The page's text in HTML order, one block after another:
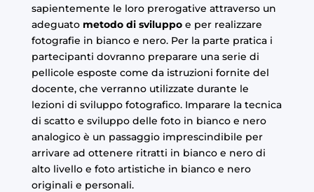
sapientemente le loro prerogative attraverso un
adeguato metodo di sviluppo e per realizzare
fotografie in bianco e nero. Per la parte pratica i
partecipanti dovranno preparare una serie di
pellicole esposte come da istruzioni fornite del
docente, che verranno utilizzate durante le
lezioni di sviluppo fotografico. Imparare la tecnica
di scatto e sviluppo delle foto in bianco e nero
analogico è un passaggio imprescindibile per
arrivare ad ottenere ritratti in bianco e nero di
alto livello e foto artistiche in bianco e nero
originali e personali.